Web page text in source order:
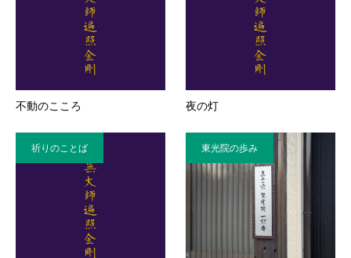
不動のこころ 夜の灯
祈りのことば 東光院の歩み